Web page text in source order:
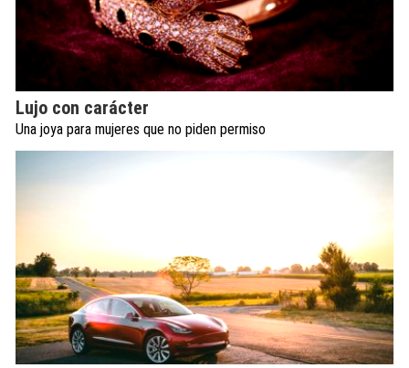
Lujo con carácter
Una joya para mujeres que no piden permiso